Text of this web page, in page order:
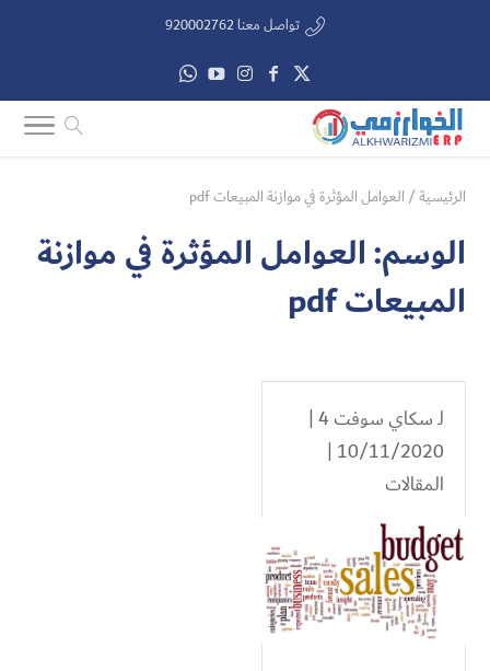
تواصل معنا 920002762
الرئيسية/ العوامل المؤثرة في موازنة المبيعات pdf
الوسم:العوامل المؤثرة في موازنة
المبيعات pdf
لـسكاي سوفت 4
|
10/11/2020 |
المقالات